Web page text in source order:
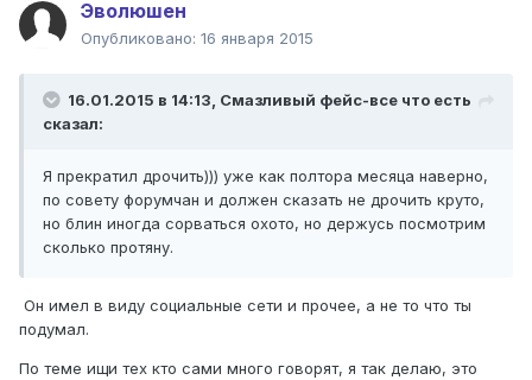
Эволюшен
Опубликовано: 16 января 2015
16.01.2015 в 14:13, Смазливый фейс-все что есть
сказал:
Я прекратил дрочить))) уже как полтора месяца наверно,
по совету форумчан и должен сказать не дрочить круто,
но блин иногда сорваться охото, но держусь посмотрим
сколько протяну.
Он имел в виду социальные сети и прочее, а не то что ты
подумал.
По теме ищи тех кто сами много говорят, я так делаю, это